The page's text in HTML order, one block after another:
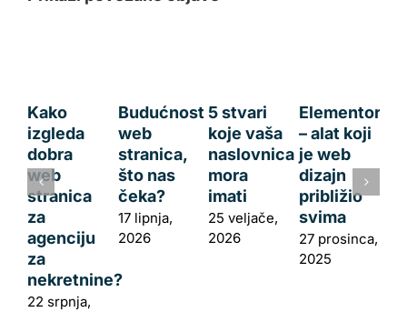
Kako
izgleda
dobra
web
stranica
za
agenciju
za
nekretnine?
22 srpnja,
Budućnost
web
stranica,
što nas
čeka?
17 lipnja,
2026
5 stvari
koje vaša
naslovnica
mora
imati
25 veljače,
2026
Elementor
– alat koji
je web
dizajn
približio
svima
27 prosinca,
2025